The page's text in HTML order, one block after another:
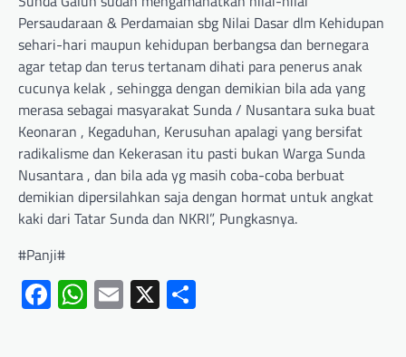
Persaudaraan & Perdamaian sbg Nilai Dasar dlm Kehidupan
sehari-hari maupun kehidupan berbangsa dan bernegara
agar tetap dan terus tertanam dihati para penerus anak
cucunya kelak , sehingga dengan demikian bila ada yang
merasa sebagai masyarakat Sunda / Nusantara suka buat
Keonaran , Kegaduhan, Kerusuhan apalagi yang bersifat
radikalisme dan Kekerasan itu pasti bukan Warga Sunda
Nusantara , dan bila ada yg masih coba-coba berbuat
demikian dipersilahkan saja dengan hormat untuk angkat
kaki dari Tatar Sunda dan NKRI”, Pungkasnya.
#Panji#
Facebook
WhatsApp
Email
X